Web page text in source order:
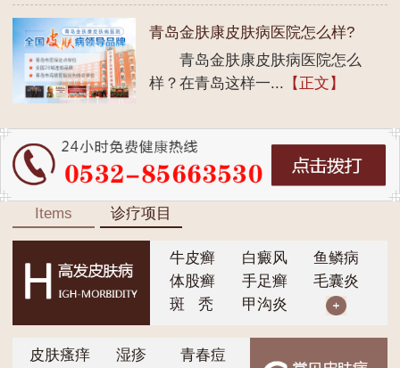
青岛金肤康皮肤病医院怎么样?
青岛金肤康皮肤病医院怎么
样？在青岛这样一... 【正文】
Items 诊疗项目
牛皮癣 白癜风
鱼鳞病
体股癣
手足癣
毛囊炎
斑 秃
甲沟炎
皮肤瘙痒 湿疹
青春痘